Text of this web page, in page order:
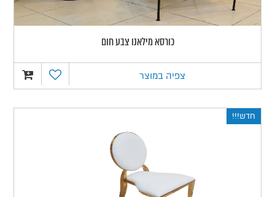
כורסא מילאנו צבע חום
צפיה במוצר
חדש!!!